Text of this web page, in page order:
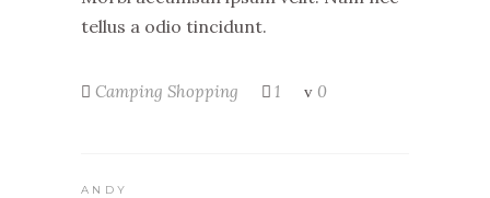
tellus a odio tincidunt.
Camping Shopping 1 0
ANDY